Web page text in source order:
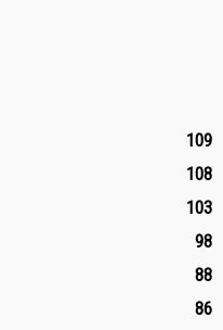
109
108
103
98
88
86